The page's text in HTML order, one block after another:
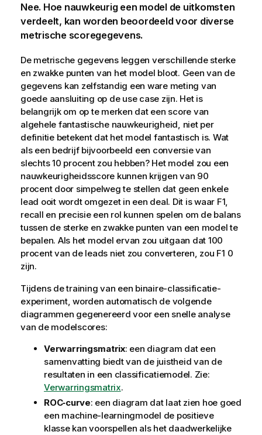
Nee. Hoe nauwkeurig een model de uitkomsten
verdeelt, kan worden beoordeeld voor diverse
metrische scoregegevens.
De metrische gegevens leggen verschillende sterke
en zwakke punten van het model bloot. Geen van de
gegevens kan zelfstandig een ware meting van
goede aansluiting op de use case zijn. Het is
belangrijk om op te merken dat een score van
algehele fantastische nauwkeurigheid, niet per
definitie betekent dat het model fantastisch is. Wat
als een bedrijf bijvoorbeeld een conversie van
slechts 10 procent zou hebben? Het model zou een
nauwkeurigheidsscore kunnen krijgen van 90
procent door simpelweg te stellen dat geen enkele
lead ooit wordt omgezet in een deal. Dit is waar F1,
recall en precisie een rol kunnen spelen om de balans
tussen de sterke en zwakke punten van een model te
bepalen. Als het model ervan zou uitgaan dat 100
procent van de leads niet zou converteren, zou F1 0
zijn.
Tijdens de training van een binaire-classificatie-
experiment, worden automatisch de volgende
diagrammen gegenereerd voor een snelle analyse
van de modelscores:
Verwarringsmatrix: een diagram dat een
samenvatting biedt van de juistheid van de
resultaten in een classificatiemodel. Zie:
Verwarringsmatrix.
ROC‑curve: een diagram dat laat zien hoe goed
een machine-learningmodel de positieve
klasse kan voorspellen als het daadwerkelijke